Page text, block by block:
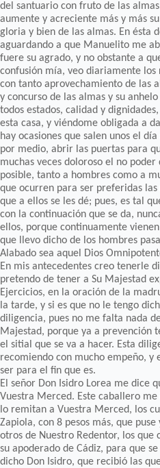
del santuario con fruto de las
aumente y acreciente más y más
gloria y bien de las almas. En ésta
aguardando a que Manuelito me
fuere su agrado, y no obstante a
confusión mía, veo diariamente los
con tanto aprovechamiento de las
y concurso de las almas y su
todos estados, calidad y
esta casa, y viéndome obligada a
hay ocasiones que salen unos el
por medio, abrir las puertas para
muchas veces doloroso el no
posible, tanto a hombres como a
que ocurren para ser preferidas
que a ellos se les dé; pues, es tal
con la continuación que se da,
ellos, porque continuamente
que llevo dicho de los hombres
Alabado sea aquel Dios
En mis antecedentes creo tenerle
pretendo de tener a Su Majestad
Ejercicios, en la oración de la
la tarde, y si es que no le tengo
diligencia, pues no me falta nada
Majestad, porque ya a prevención
el sitial que se va a hacer. Esta
recomiendo con mucho empeño,
ser para el fin que es.
El señor Don Isidro Lorea me dice
Vuestra Merced. Este caballero
lo remitan a Vuestra Merced, los
Zapiola, con 8 pesos más, que
otros de Nuestro Redentor, los que
su apoderado de Cádiz, para que
dicho Don Isidro, que recibió las